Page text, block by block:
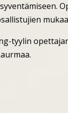
tyylin